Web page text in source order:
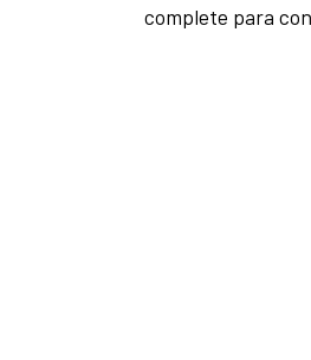
complete para